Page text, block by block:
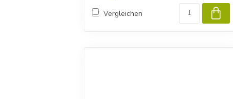
Vergleichen